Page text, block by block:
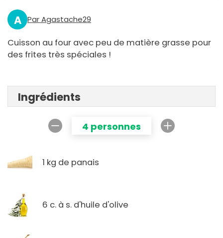
A Par Agastache29
Cuisson au four avec peu de matière grasse pour
des frites très spéciales !
Ingrédients
4 personnes
1 kg de panais
6 c. à s. d'huile d'olive